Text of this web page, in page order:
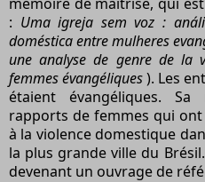
: Uma igreja sem voz :
doméstica entre mulheres
une analyse de genre de la
femmes évangéliques). Les
étaient évangéliques.
rapports de femmes qui
à la violence domestique
la plus grande ville du
devenant un ouvrage de